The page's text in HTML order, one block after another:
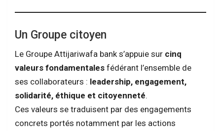
Un Groupe citoyen
Le Groupe Attijariwafa bank s’appuie sur cinq
valeurs fondamentales fédérant l’ensemble de
ses collaborateurs : leadership, engagement,
solidarité, éthique et citoyenneté.
Ces valeurs se traduisent par des engagements
concrets portés notamment par les actions